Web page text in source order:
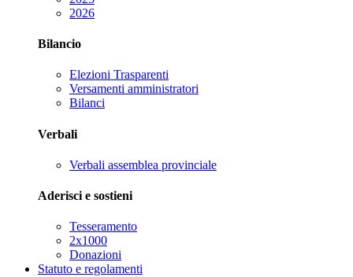
2026
Bilancio
Elezioni Trasparenti
Versamenti amministratori
Bilanci
Verbali
Verbali assemblea provinciale
Aderisci e sostieni
Tesseramento
2x1000
Donazioni
Statuto e regolamenti